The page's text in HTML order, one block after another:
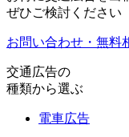
ぜひご検討ください
お問い合わせ・無料
交通広告の
種類から選ぶ
電車広告